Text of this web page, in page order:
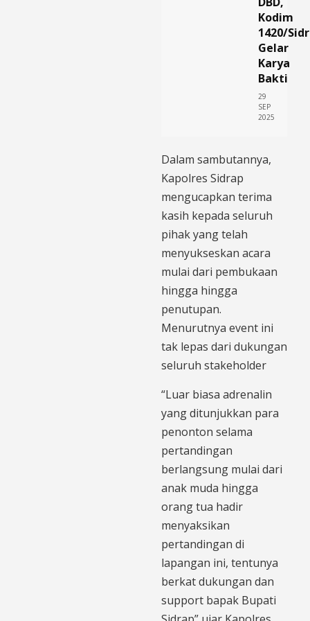
Kodim
1420/
Gelar
Karya
Bakti
29
SEP
2025
Dalam sambutannya,
Kapolres Sidrap
mengucapkan terima
kasih kepada seluruh
pihak yang telah
menyukseskan acara
mulai dari pembukaan
hingga hingga
penutupan.
Menurutnya event ini
tak lepas dari dukungan
seluruh stakeholder
“Luar biasa adrenalin
yang ditunjukkan para
penonton selama
pertandingan
berlangsung mulai dari
anak muda hingga
orang tua hadir
menyaksikan
pertandingan di
lapangan ini, tentunya
berkat dukungan dan
support bapak Bupati